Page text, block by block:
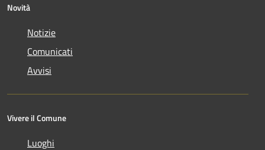
Novità
Notizie
Comunicati
Avvisi
Vivere il Comune
Luoghi